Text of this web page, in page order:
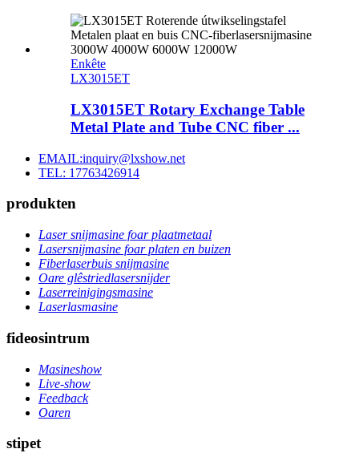
Enkête
LX3015ET
LX3015ET Rotary Exchange Table
Metal Plate and Tube CNC fiber ...
EMAIL:inquiry@lxshow.net
TEL: 17763426914
produkten
Laser snijmasine foar plaatmetaal
Lasersnijmasine foar platen en buizen
Fiberlaserbuis snijmasine
Oare glêstriedlasersnijder
Laserreinigingsmasine
Laserlasmasine
fideosintrum
Masineshow
Live-show
Feedback
Oaren
stipet